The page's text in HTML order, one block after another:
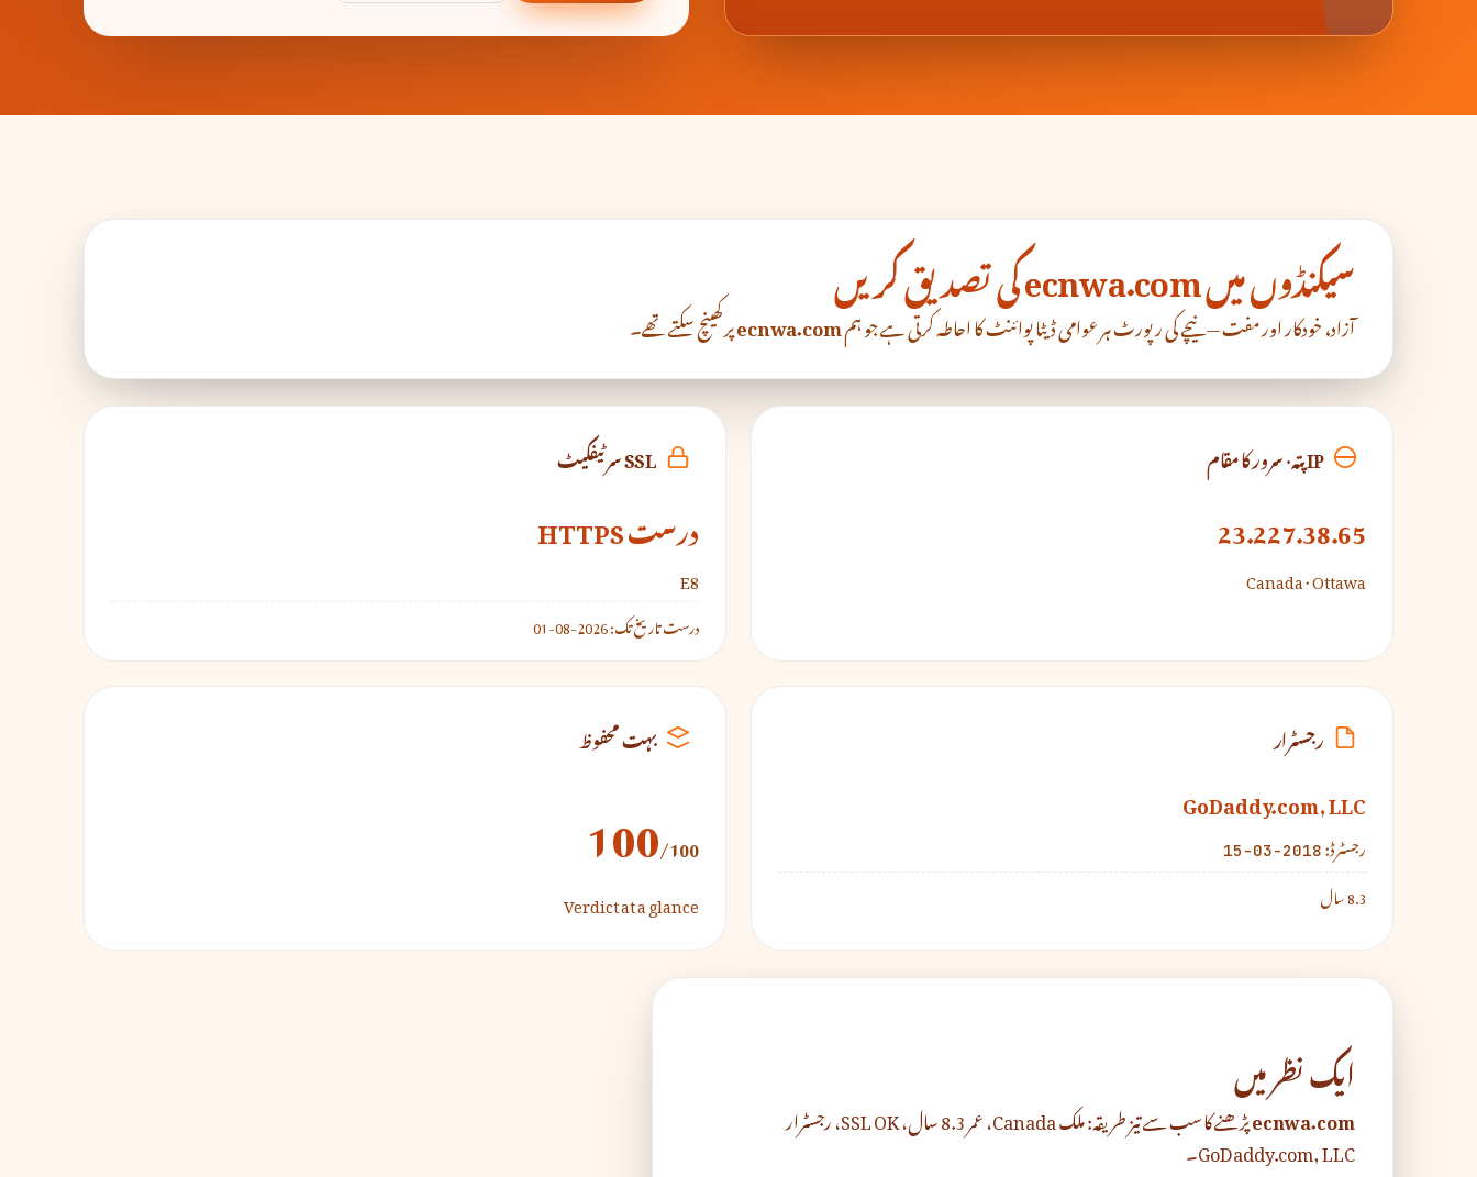
سیکنڈوں میں ecnwa.com کی تصدیق کریں
آزاد، خودکار اور مفت — نیچے کی رپورٹ ہر عوامی ڈیٹا پوائنٹ کا احاطہ کرتی ہے جو ہمecnwa.comپر کھینچ سکتے تھے۔
IP پتہ · سرور کا مقام
23.227.38.65
Canada · Ottawa
SSL سرٹیفکیٹ
درست HTTPS
E8
درست تاریخ تک:
رجسٹرار
GoDaddy.com, LLC
رجسٹرڈ: 2018-03-15
8.3 سال
بہت محفوظ
100/100
Verdict at a glance
ایک نظر میں
ecnwa.com پڑھنے کا سب سے تیز طریقہ: ملک Canada، عمر 8.3 سال، SSL OK، رجسٹرار
GoDaddy.com, LLC۔